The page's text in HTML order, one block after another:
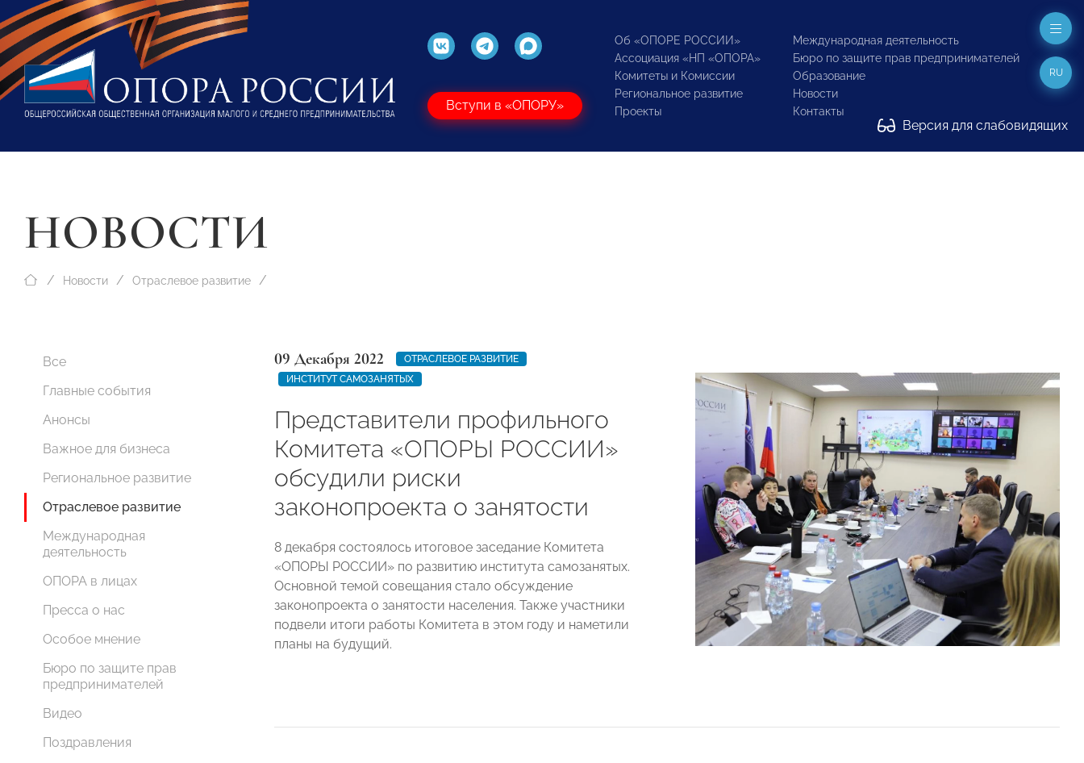
Вступи в «ОПОРУ»
Об «ОПОРЕ РОССИИ»
Ассоциация «НП «ОПОРА»
Комитеты и Комиссии
Региональное развитие
Проекты
Международная деятельность
Бюро по защите прав предпринимателей
Образование
Новости
Контакты
Версия для слабовидящих
RU
НОВОСТИ
Новости Отраслевое развитие
Все
Главные события
Анонсы
Важное для бизнеса
Региональное развитие
Отраслевое развитие
Международная
деятельность
ОПОРА в лицах
Пресса о нас
Особое мнение
Бюро по защите прав
предпринимателей
Видео
Поздравления
09 Декабря 2022
ОТРАСЛЕВОЕ РАЗВИТИЕ
ИНСТИТУТ САМОЗАНЯТЫХ
Представители профильного
Комитета «ОПОРЫ РОССИИ»
обсудили риски
законопроекта о занятости
8 декабря состоялось итоговое заседание Комитета
«ОПОРЫ РОССИИ» по развитию института самозанятых.
Основной темой совещания стало обсуждение
законопроекта о занятости населения. Также участники
подвели итоги работы Комитета в этом году и наметили
планы на будущий.